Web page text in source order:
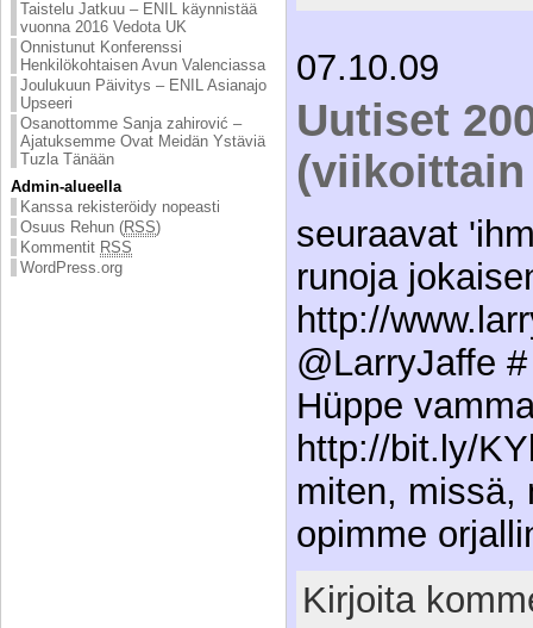
Taistelu Jatkuu – ENIL käynnistää
vuonna 2016 Vedota UK
Onnistunut Konferenssi
Henkilökohtaisen Avun Valenciassa
Joulukuun Päivitys – ENIL Asianajo
Upseeri
Osanottomme Sanja zahirović –
Ajatuksemme Ovat Meidän Ystäviä
Tuzla Tänään
Admin-alueella
Kanssa rekisteröidy nopeasti
Osuus Rehun (RSS)
Kommentit RSS
WordPress.org
07.10.09
Uutiset
seuraavat
runoja
http://
@LarryJaffe
Hüppe
http://bit.ly/
miten, missä,
opimme
Kirjoita